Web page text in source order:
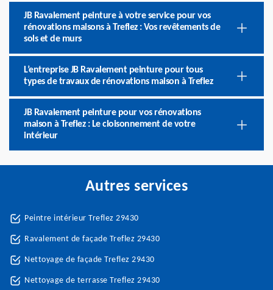
JB Ravalement peinture à votre service pour vos
rénovations maisons à Treflez : Vos revêtements de
sols et de murs
L’entreprise JB Ravalement peinture pour tous
types de travaux de rénovations maison à Treflez
JB Ravalement peinture pour vos rénovations
maison à Treflez : Le cloisonnement de votre
intérieur
Autres services
Peintre intérieur Treflez 29430
Ravalement de façade Treflez 29430
Nettoyage de façade Treflez 29430
Nettoyage de terrasse Treflez 29430